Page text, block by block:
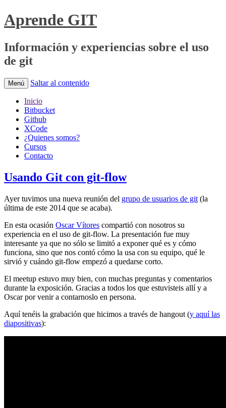
Aprende GIT
Información y experiencias sobre el uso
de git
Menú Saltar al contenido
Inicio
Bitbucket
Github
XCode
¿Quienes somos?
Cursos
Contacto
Usando Git con git-flow
Ayer tuvimos una nueva reunión del grupo de usuarios de git (la
última de este 2014 que se acaba).
En esta ocasión Oscar Vítores compartió con nosotros su
experiencia en el uso de git-flow. La presentación fue muy
interesante ya que no sólo se limitó a exponer qué es y cómo
funciona, sino que nos contó cómo la usa con su equipo, qué le
sirvió y cuándo git-flow empezó a quedarse corto.
El meetup estuvo muy bien, con muchas preguntas y comentarios
durante la exposición. Gracias a todos los que estuvisteis allí y a
Oscar por venir a contarnoslo en persona.
Aquí tenéis la grabación que hicimos a través de hangout (y aquí las
diapositivas):